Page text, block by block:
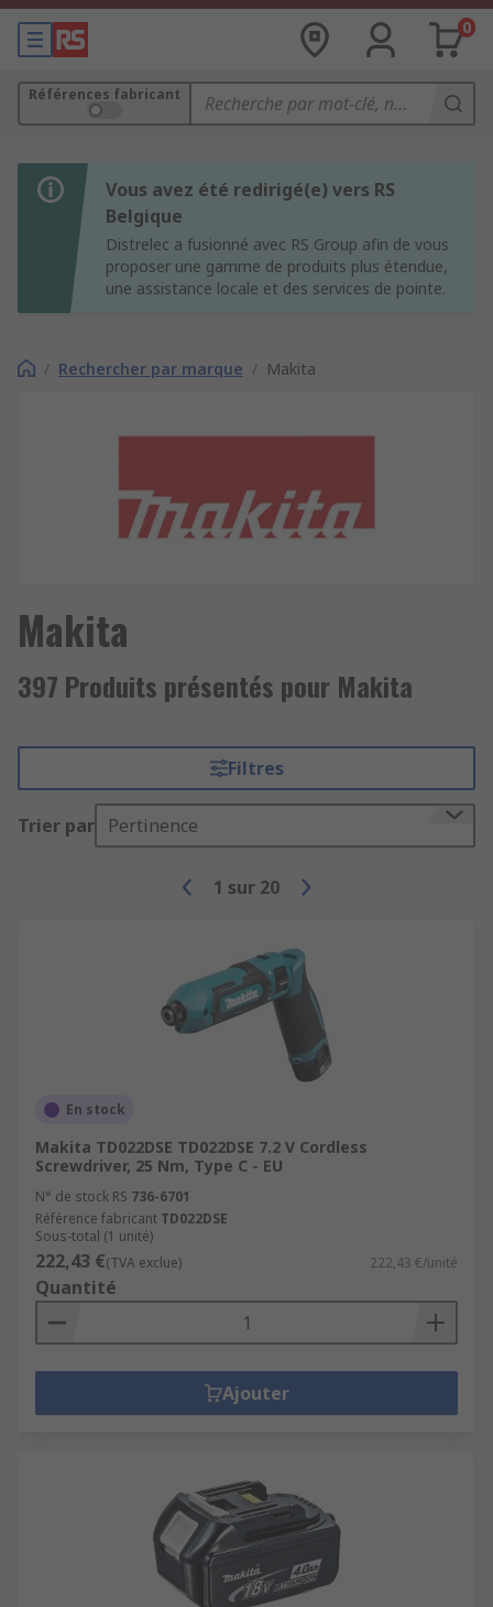
0
Références fabricant
Vous avez été redirigé(e) vers RS
Belgique
Distrelec a fusionné avec RS Group afin de vous
proposer une gamme de produits plus étendue,
une assistance locale et des services de pointe.
/ Rechercher par marque / Makita
Makita
397 Produits présentés pour Makita
Filtres
Trier par Pertinence
1 sur 20
En stock
Makita TD022DSE TD022DSE 7.2 V Cordless
Screwdriver, 25 Nm, Type C - EU
N° de stock RS 736-6701
Référence fabricant TD022DSE
Sous-total (1 unité)
222,43 €(TVA exclue) 222,43 €/unité
Quantité
Ajouter